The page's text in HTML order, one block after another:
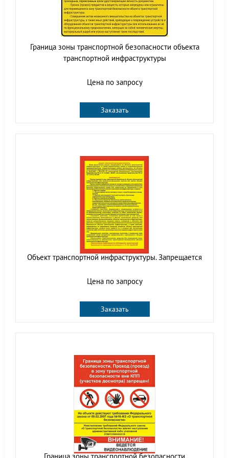
Граница зоны транспортной безопасности объекта
транспортной инфраструктуры
Цена по запросу
Заказать
Объект транспортной инфраструктуры. Запрещается
Цена по запросу
Заказать